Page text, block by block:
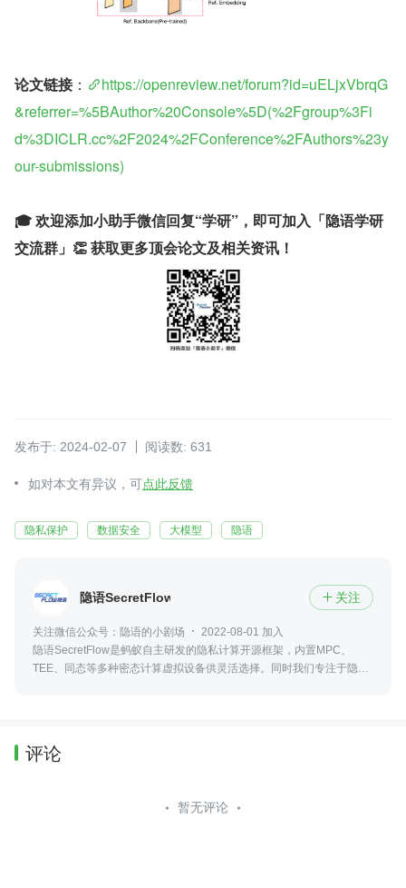
论文链接：
https://openreview.net/forum?id=uELjxVbrqG
&referrer=%5BAuthor%20Console%5D(%2Fgroup%3Fi
d%3DICLR.cc%2F2024%2FConference%2FAuthors%23y
our-submissions)
🎓 欢迎添加小助手微信回复“学研”，即可加入「隐语学研
交流群」👏 获取更多顶会论文及相关资讯！
发布于: 2024-02-07 阅读数: 631
如对本文有异议，可点此反馈
隐私保护 数据安全 大模型 隐语
隐语SecretFlow  关注
关注微信公众号：隐语的小剧场
2022-08-01 加入
隐语SecretFlow是蚂蚁自主研发的隐私计算开源框架，内置MPC、
TEE、同态等多种密态计算虚拟设备供灵活选择。同时我们专注于隐私
评论
暂无评论